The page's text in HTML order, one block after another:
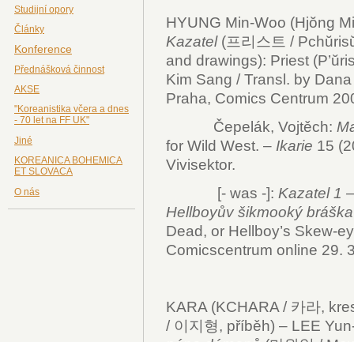
Studijní opory
Články
Konference
Přednášková činnost
AKSE
"Koreanistika včera a dnes
- 70 let na FF UK"
Jiné
KOREANICA BOHEMICA
ET SLOVACA
O nás
HYUNG Min-Woo (Hjŏng
Kazatel (프리스트 /
and drawings): Priest
Kim Sang / Transl. by
Praha, Comics Centrum
Čepelák, Vojtěch:
for Wild West. – Ikarie 15
Vivisektor.
[- was -]: Kazatel 1
Hellboyův šikmooký
Dead, or Hellboy’s Skew-
Comicscentrum online 29.
KARA (KCHARA / 카라,
/ 이지형, příběh) – LEE